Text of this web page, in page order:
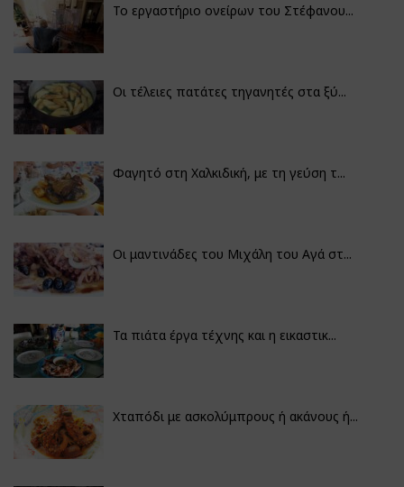
Το εργαστήριο ονείρων του Στέφανου...
Οι τέλειες πατάτες τηγανητές στα ξύ...
Φαγητό στη Χαλκιδική, με τη γεύση τ...
Οι μαντινάδες του Μιχάλη του Αγά στ...
Τα πιάτα έργα τέχνης και η εικαστικ...
Χταπόδι με ασκολύμπρους ή ακάνους ή...